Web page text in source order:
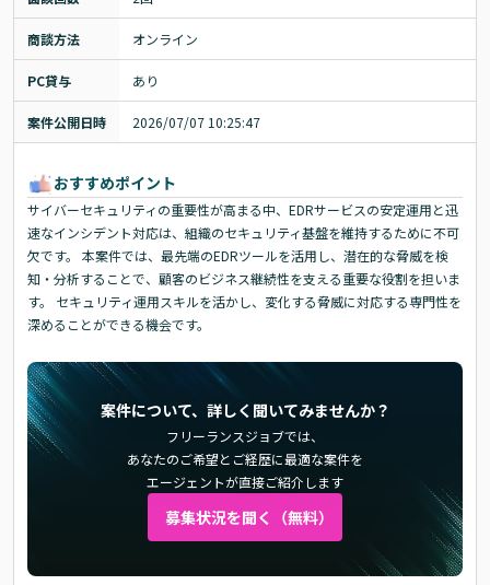
商談方法 オンライン
PC貸与 あり
案件公開日時 2026/07/07 10:25:47
おすすめポイント
サイバーセキュリティの重要性が高まる中、EDRサービスの安定運用と迅
速なインシデント対応は、組織のセキュリティ基盤を維持するために不可
欠です。 本案件では、最先端のEDRツールを活用し、潜在的な脅威を検
知・分析することで、顧客のビジネス継続性を支える重要な役割を担いま
す。 セキュリティ運用スキルを活かし、変化する脅威に対応する専門性を
深めることができる機会です。
案件について、詳しく聞いてみませんか？
フリーランスジョブでは、
あなたのご希望とご経歴に最適な案件を
エージェントが直接ご紹介します
募集状況を聞く（無料）